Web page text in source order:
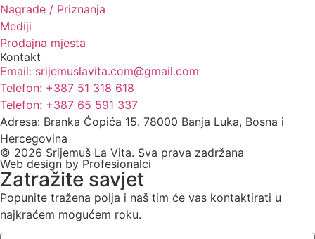
Nagrade / Priznanja
Mediji
Prodajna mjesta
Kontakt
Email: srijemuslavita.com@gmail.com
Telefon: +387 51 318 618
Telefon: +387 65 591 337
Adresa: Branka Ćopića 15. 78000 Banja Luka, Bosna i
Hercegovina
© 2026 Srijemuš La Vita. Sva prava zadržana
Web design by Profesionalci
Zatražite savjet
Popunite tražena polja i naš tim će vas kontaktirati u
najkraćem mogućem roku.